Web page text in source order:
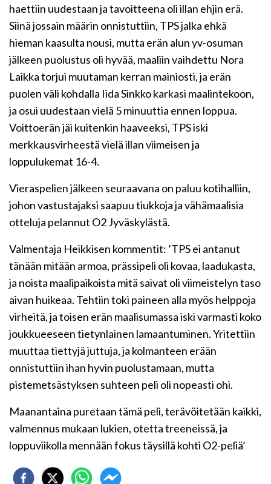
haettiin uudestaan ja tavoitteena oli illan ehjin erä.
Siinä jossain määrin onnistuttiin, TPS jalka ehkä
hieman kaasulta nousi, mutta erän alun yv-osuman
jälkeen puolustus oli hyvää, maaliin vaihdettu Nora
Laikka torjui muutaman kerran mainiosti, ja erän
puolen väli kohdalla Iida Sinkko karkasi maalintekoon,
ja osui uudestaan vielä 5 minuuttia ennen loppua.
Voittoerän jäi kuitenkin haaveeksi, TPS iski
merkkausvirheestä vielä illan viimeisen ja
loppulukemat 16-4.
Vieraspelien jälkeen seuraavana on paluu kotihalliin,
johon vastustajaksi saapuu tiukkoja ja vähämaalisia
otteluja pelannut O2 Jyväskylästä.
Valmentaja Heikkisen kommentit: ’TPS ei antanut
tänään mitään armoa, prässipeli oli kovaa, laadukasta,
ja noista maalipaikoista mitä saivat oli viimeistelyn taso
aivan huikeaa. Tehtiin toki paineen alla myös helppoja
virheitä, ja toisen erän maalisumassa iski varmasti koko
joukkueeseen tietynlainen lamaantuminen. Yritettiin
muuttaa tiettyjä juttuja, ja kolmanteen erään
onnistuttiin ihan hyvin puolustamaan, mutta
pistemetsästyksen suhteen peli oli nopeasti ohi.
Maanantaina puretaan tämä peli, terävöitetään kaikki,
valmennus mukaan lukien, otetta treeneissä, ja
loppuviikolla mennään fokus täysillä kohti O2-peliä’